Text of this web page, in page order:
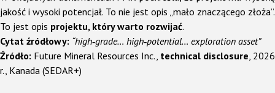
jakość i wysoki potencjał. To nie jest opis „mało znaczącego złoża”.
To jest opis projektu, który warto rozwijać.
Cytat źródłowy: “high‑grade… high‑potential… exploration asset”
Źródło: Future Mineral Resources Inc., technical disclosure, 2026
r., Kanada (SEDAR+)